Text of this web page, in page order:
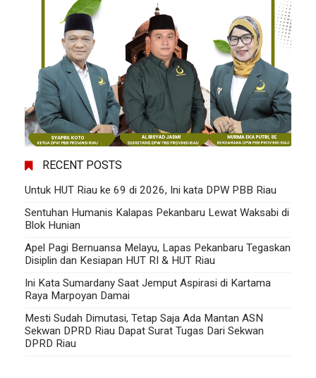
RECENT POSTS
Untuk HUT Riau ke 69 di 2026, Ini kata DPW PBB Riau
Sentuhan Humanis Kalapas Pekanbaru Lewat Waksabi di
Blok Hunian
Apel Pagi Bernuansa Melayu, Lapas Pekanbaru Tegaskan
Disiplin dan Kesiapan HUT RI & HUT Riau
Ini Kata Sumardany Saat Jemput Aspirasi di Kartama
Raya Marpoyan Damai
Mesti Sudah Dimutasi, Tetap Saja Ada Mantan ASN
Sekwan DPRD Riau Dapat Surat Tugas Dari Sekwan
DPRD Riau